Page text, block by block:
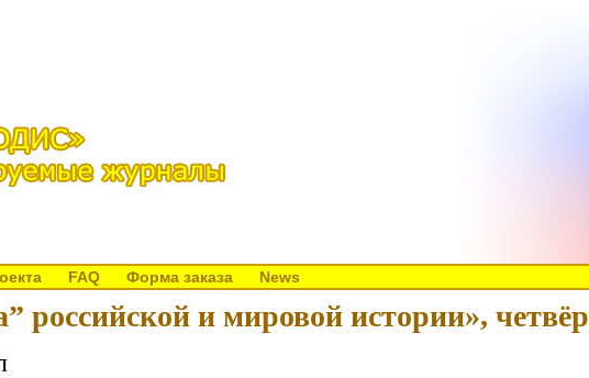
FAQ Форма заказа News
российской и мировой истории»,